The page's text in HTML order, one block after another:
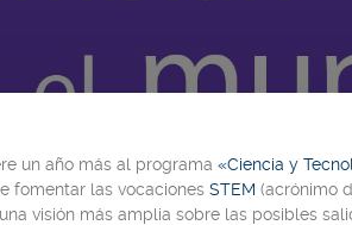
un año más al programa «Ciencia y
fomentar las vocaciones STEM (acrónimo
visión más amplia sobre las posibles